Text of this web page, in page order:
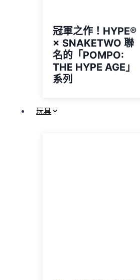
冠軍之作！HYPE®️
× SNAKETWO 聯
名的「POMPO:
THE HYPE AGE」
系列
玩具